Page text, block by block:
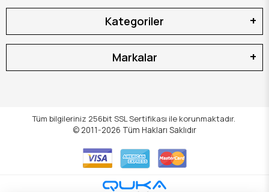
Kategoriler
Markalar
Tüm bilgileriniz 256bit SSL Sertifikası ile korunmaktadır.
© 2011-2026 Tüm Hakları Saklıdır